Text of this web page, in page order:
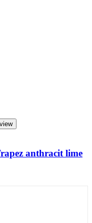
anthracit lime